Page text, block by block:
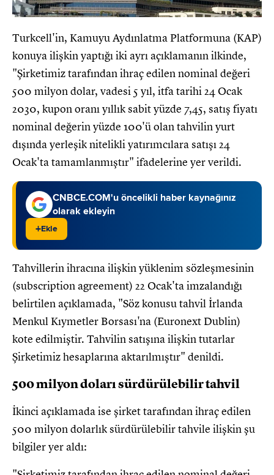
Turkcell'in, Kamuyu Aydınlatma Platformuna (KAP)
konuya ilişkin yaptığı iki ayrı açıklamanın ilkinde,
"Şirketimiz tarafından ihraç edilen nominal değeri
500 milyon dolar, vadesi 5 yıl, itfa tarihi 24 Ocak
2030, kupon oranı yıllık sabit yüzde 7,45, satış fiyatı
nominal değerin yüzde 100'ü olan tahvilin yurt
dışında yerleşik nitelikli yatırımcılara satışı 24
Ocak'ta tamamlanmıştır" ifadelerine yer verildi.
CNBCE.COM'u öncelikli haber kaynağınız
olarak ekleyin
+Ekle
Tahvillerin ihracına ilişkin yüklenim sözleşmesinin
(subscription agreement) 22 Ocak'ta imzalandığı
belirtilen açıklamada, "Söz konusu tahvil İrlanda
Menkul Kıymetler Borsası'na (Euronext Dublin)
kote edilmiştir. Tahvilin satışına ilişkin tutarlar
Şirketimiz hesaplarına aktarılmıştır" denildi.
500 milyon doları sürdürülebilir tahvil
İkinci açıklamada ise şirket tarafından ihraç edilen
500 milyon dolarlık sürdürülebilir tahvile ilişkin şu
bilgiler yer aldı: